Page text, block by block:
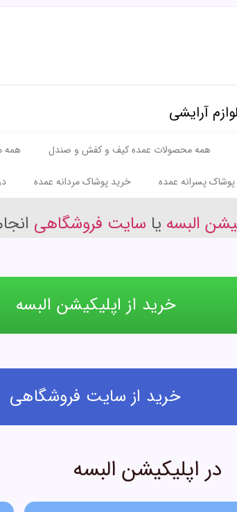
آرایشی
همه محصولات عمده کیف و کفش و صندل همه
پسرانه عمده خرید پوشاک مردانه عمده
البسه یا سایت فروشگاهی
خرید از اپلیکیشن البسه
خرید از سایت فروشگاهی
در اپلیکیشن البسه